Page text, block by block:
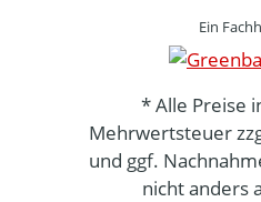
Ein
* Alle Preise
Mehrwertsteuer
und ggf.
nicht anders